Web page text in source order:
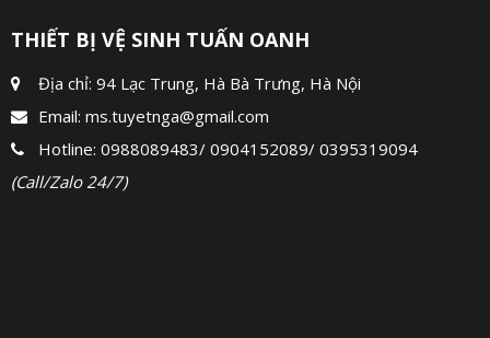
THIẾT BỊ VỆ SINH TUẤN OANH
Địa chỉ: 94 Lạc Trung, Hà Bà Trưng, Hà Nội
Email: ms.tuyetnga@gmail.com
Hotline: 0988089483/ 0904152089/ 0395319094
(Call/Zalo 24/7)